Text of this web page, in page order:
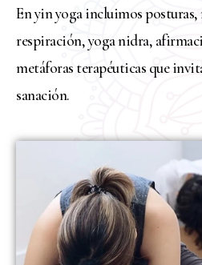
En yin yoga incluimos
respiración, yoga nidra,
metáforas terapéuticas que
sanación.